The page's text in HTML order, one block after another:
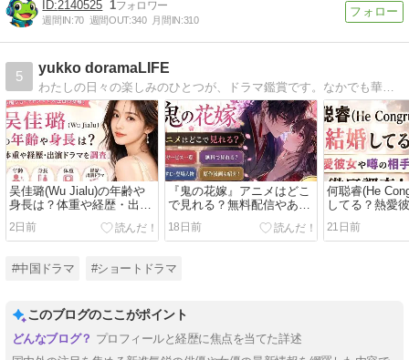
2140525 1
週間IN:70 週間OUT:340 月間IN:310
5
yukko doramaLIFE
わたしの日々の楽しみのひとつが、ドラマ鑑賞です。なかでも華流ドラマの世界観に惹かれて、気づけば何作も観てきました。人間関係の濃密さ、セリフの奥深さ、そして圧倒的な映像美――
吴佳璐(Wu Jialu)の年齢や
身長は？体重や経歴・出演
ドラマを調査！
2日前
『鬼の花嫁』アニメはどこ
で見れる？無料配信やあら
すじ・原作漫画も紹介！
18日前
何聪睿(He
してる？熱愛
手を徹底調査！
21日前
#中国ドラマ #ショートドラマ
このブログのここがポイント
プロフィールと経歴に焦点を当てた詳述